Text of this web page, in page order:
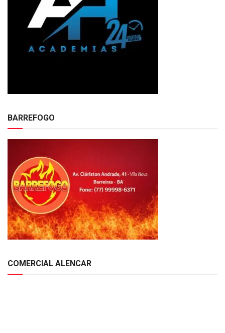
BARREFOGO
COMERCIAL ALENCAR